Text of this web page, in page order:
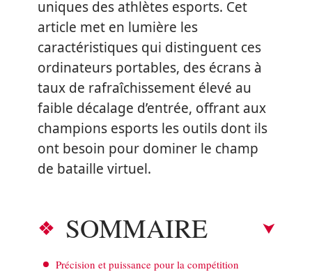
uniques des athlètes esports. Cet
article met en lumière les
caractéristiques qui distinguent ces
ordinateurs portables, des écrans à
taux de rafraîchissement élevé au
faible décalage d’entrée, offrant aux
champions esports les outils dont ils
ont besoin pour dominer le champ
de bataille virtuel.
SOMMAIRE
Précision et puissance pour la compétition